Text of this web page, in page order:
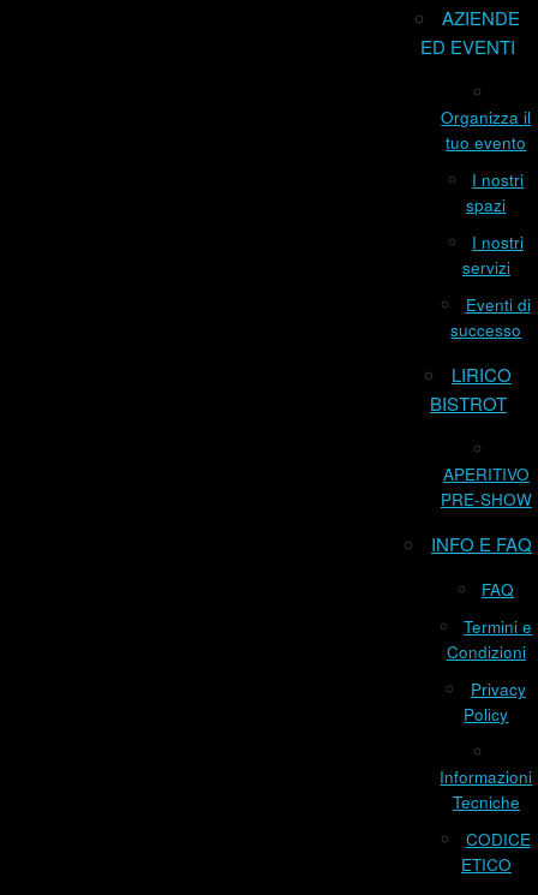
AZIENDE
ED EVENTI
Organizza il
tuo evento
I nostri
spazi
I nostri
servizi
Eventi di
successo
LIRICO
BISTROT
APERITIVO
PRE-SHOW
INFO E FAQ
FAQ
Termini e
Condizioni
Privacy
Policy
Informazioni
Tecniche
CODICE
ETICO